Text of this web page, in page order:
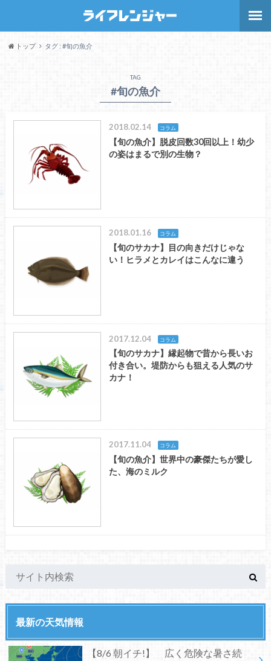
トップ タグ : #旬の魚介
TAG
#旬の魚介
2018.02.14 コラム
【旬の魚介】脱皮回数30回以上！幼少
の姿はまるで別の生物？
2018.01.16 コラム
【旬のサカナ】目の向きだけじゃな
い！ヒラメとカレイはこんなに違う
2017.12.04 コラム
【旬のサカナ】縁起物で昔から長いお
付き合い。堤防からも狙える人気のサ
カナ！
2017.11.04 コラム
【旬の魚介】世界中の豪傑たちが愛し
た、海のミルク
最新の天気情報
【8/6 朝イチ!】 広く危険な暑さ続